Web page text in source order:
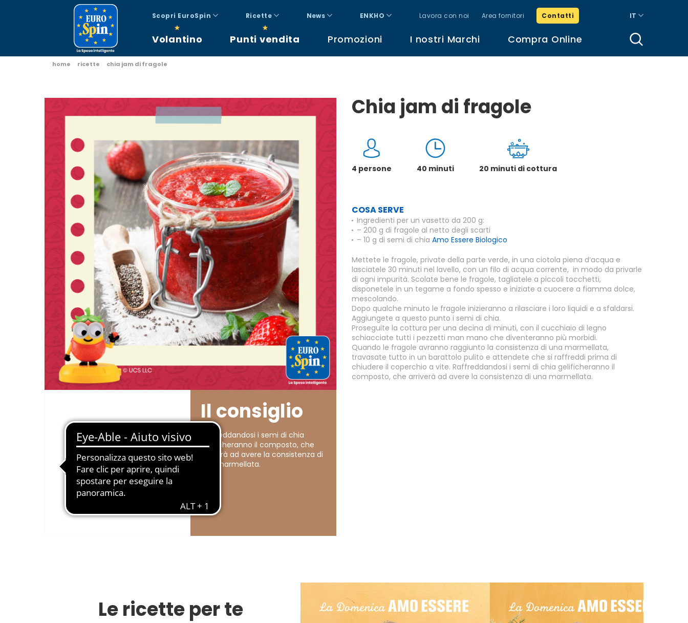
Scopri EuroSpin Ricette News ENKHO Lavora con noi Area fornitori Contatti IT
Volantino Punti vendita Promozioni I nostri Marchi Compra Online
home ricette chia jam di fragole
Chia jam di fragole
4 persone 40 minuti 20 minuti di cottura
COSA SERVE
Ingredienti per un vasetto da 200 g:
– 200 g di fragole al netto degli scarti
– 10 g di semi di chia Amo Essere Biologico
Mettete le fragole, private della parte verde, in una ciotola piena d’acqua e
lasciatele 30 minuti nel lavello, con un filo di acqua corrente, in modo da privarle
di ogni impurità. Scolate bene le fragole, tagliatele a piccoli tocchetti,
disponetele in un tegame a fondo spesso e iniziate a cuocere a fiamma dolce,
mescolando.
Dopo qualche minuto le fragole inizieranno a rilasciare i loro liquidi e a sfaldarsi.
Aggiungete a questo punto i semi di chia.
Proseguite la cottura per una decina di minuti, con il cucchiaio di legno
schiacciate tutti i pezzetti man mano che diventeranno più morbidi.
Quando le fragole avranno raggiunto la consistenza di una marmellata,
travasate tutto in un barattolo pulito e attendete che si raffreddi prima di
chiudere il coperchio a vite. Raffreddandosi i semi di chia gelificheranno il
composto, che arriverà ad avere la consistenza di una marmellata.
Il consiglio
Raffreddandosi i semi di chia
gelificheranno il composto, che
arriverà ad avere la consistenza di
una marmellata.
Le ricette per te